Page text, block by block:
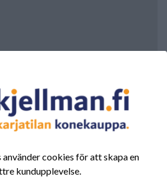
cookies för att skapa en
kundupplevelse.